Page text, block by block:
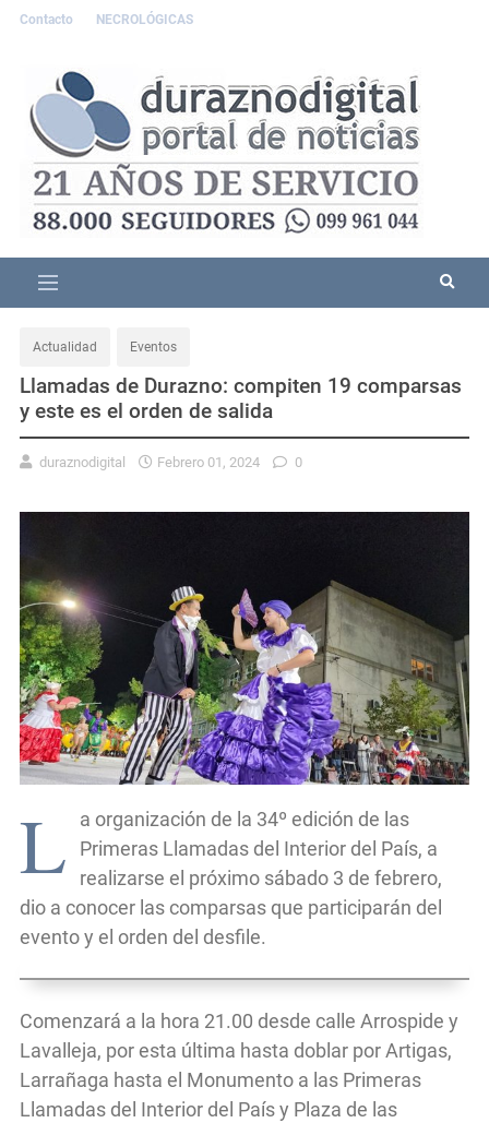
Contacto NECROLÓGICAS
Actualidad Eventos
Llamadas de Durazno: compiten 19 comparsas
y este es el orden de salida
duraznodigital Febrero 01, 2024 0
L
a organización de la 34º edición de las
Primeras Llamadas del Interior del País, a
realizarse el próximo sábado 3 de febrero,
dio a conocer las comparsas que participarán del
evento y el orden del desfile.
Comenzará a la hora 21.00 desde calle Arrospide y
Lavalleja, por esta última hasta doblar por Artigas,
Larrañaga hasta el Monumento a las Primeras
Llamadas del Interior del País y Plaza de las